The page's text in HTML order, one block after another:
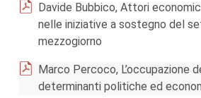
Davide Bubbico, Attori
nelle iniziative a sostegno del
mezzogiorno
Marco Percoco, L’occupazione
determinanti politiche ed